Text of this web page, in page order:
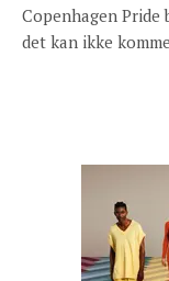
Copenhagen Pride
det kan ikke